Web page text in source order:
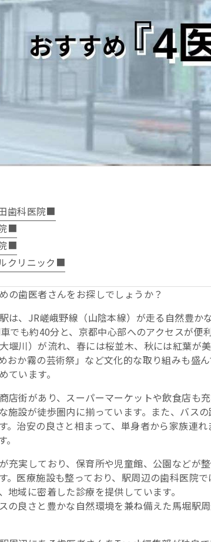
歯科医院■
■
■
クリニック■
の歯医者さんをお探しでしょうか？
は、JR嵯峨野線（山陰本線）が走る自然豊か
でも約40分と、京都中心部へのアクセスが便
堰川）が流れ、春には桜並木、秋には紅葉が
おか霧の芸術祭」など文化的な取り組みも盛
ています。
店街があり、スーパーマーケットや飲食店も
施設が徒歩圏内に揃っています。また、バス
。治安の良さと相まって、単身者から家族連
充実しており、保育所や児童館、公園などが
。医療施設も整っており、駅周辺の歯科医院
地域に密着した診療を提供しています。
の良さと豊かな自然環境を兼ね備えた馬堀駅